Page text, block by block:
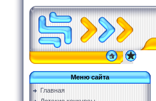
Меню сайта
Главная